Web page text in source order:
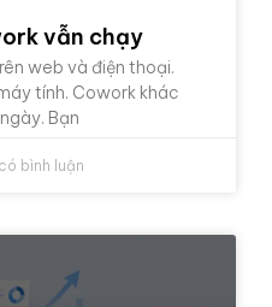
vẫn chạy
web và điện thoại.
tính. Cowork khác
Bạn
bình luận